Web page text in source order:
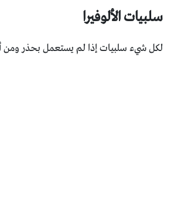
سلبيات الألوفيرا
لكل شيء سلبيات إذا لم يستعمل بحذر ومن